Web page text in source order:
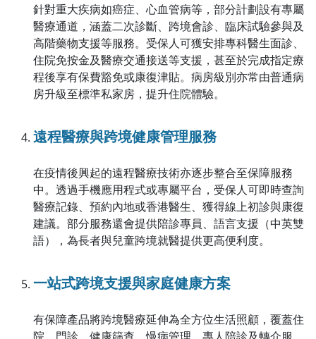
針對重大疾病如癌症、心血管病等，部分計劃設有專屬
醫療通道，涵蓋二次診斷、跨境會診、臨床試驗參與及
高階藥物支援等服務。受保人可獲安排專科醫生面診、
住院免按金及醫療交通接送等支援，甚至於完成指定療
程後享有保費豁免或康復津貼。病房級別亦常由普通病
房升級至標準私家房，提升住院體驗。
遠程醫療與跨境健康管理服務
在疫情後興起的遠程醫療技術亦逐步整合至保障服務
中。透過手機應用程式或專屬平台，受保人可即時查詢
醫療記錄、預約內地或香港醫生、獲得線上初診與康復
建議。部分服務還會提供陪診專員、語言支援（中英雙
語），為長者與兒童跨境就醫提供更高便利度。
一站式跨境支援與家庭健康方案
有保障產品將跨境醫療延伸為全方位生活照顧，覆蓋住